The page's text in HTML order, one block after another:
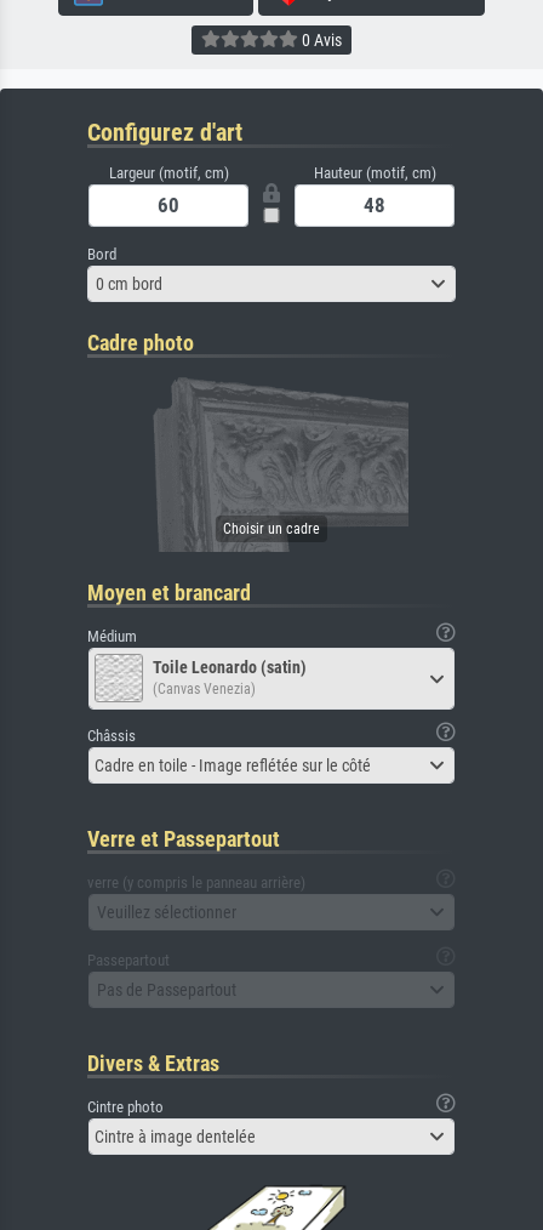
0 Avis
Configurez d'art
Largeur (motif, cm) Hauteur (motif, cm)
Bord
0 cm bord
Cadre photo
Moyen et brancard
Médium
Toile Leonardo (satin)
(Canvas Venezia)
Châssis
Cadre en toile - Image reflétée sur le côté
Verre et Passepartout
verre (y compris le panneau arrière)
Veuillez sélectionner
Passepartout
Pas de Passepartout
Divers & Extras
Cintre photo
Cintre à image dentelée